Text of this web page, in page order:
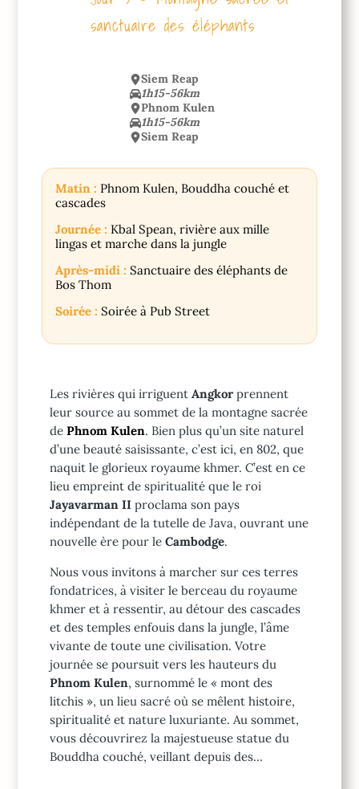
sanctuaire des éléphants
Siem Reap
1h15-56km
Phnom Kulen
1h15-56km
Siem Reap
Matin : Phnom Kulen, Bouddha couché et
cascades
Journée : Kbal Spean, rivière aux mille
lingas et marche dans la jungle
Après-midi :Sanctuaire des éléphants de
Bos Thom
Soirée :Soirée à Pub Street
Les rivières qui irriguentAngkor prennent
leur source au sommet de la montagne sacrée
dePhnom Kulen. Bien plus qu’un site naturel
d’une beauté saisissante, c’est ici, en 802, que
naquit le glorieux royaume khmer. C’est en ce
lieu empreint de spiritualité que le roi
Jayavarman II proclama son pays
indépendant de la tutelle de Java, ouvrant une
nouvelle ère pour leCambodge.
Nous vous invitons à marcher sur ces terres
fondatrices, à visiter le berceau du royaume
khmer et à ressentir, au détour des cascades
et des temples enfouis dans la jungle, l’âme
vivante de toute une civilisation. Votre
journée se poursuit vers les hauteurs du
Phnom Kulen, surnommé le « mont des
litchis », un lieu sacré où se mêlent histoire,
spiritualité et nature luxuriante. Au sommet,
vous découvrirez la majestueuse statue du
Bouddha couché, veillant depuis des…